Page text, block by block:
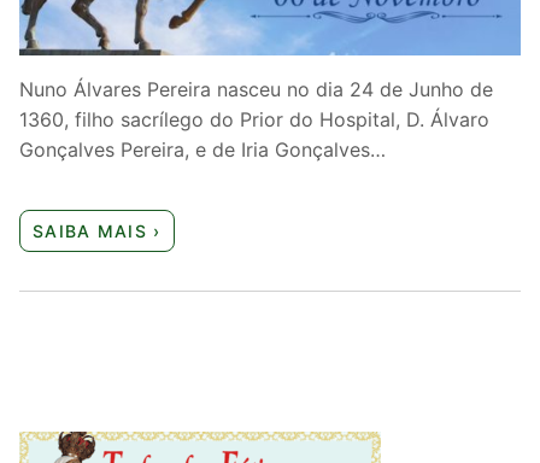
Nuno Álvares Pereira nasceu no dia 24 de Junho de
1360, filho sacrílego do Prior do Hospital, D. Álvaro
Gonçalves Pereira, e de Iria Gonçalves…
SAIBA MAIS ›